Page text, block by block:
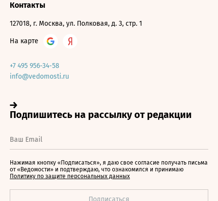
Контакты
127018, г. Москва, ул. Полковая, д. 3, стр. 1
На карте
+7 495 956-34-58
info@vedomosti.ru
Нажимая кнопку «Подписаться», я даю свое согласие получать письма
от «Ведомости» и подтверждаю, что ознакомился и принимаю
Политику по защите персональных данных